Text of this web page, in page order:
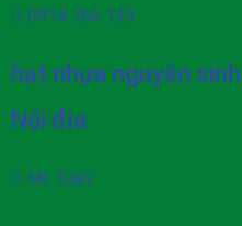
0914 766 135
hạt nhựa nguyên sinh
Nội địa
Mr. Tuấn